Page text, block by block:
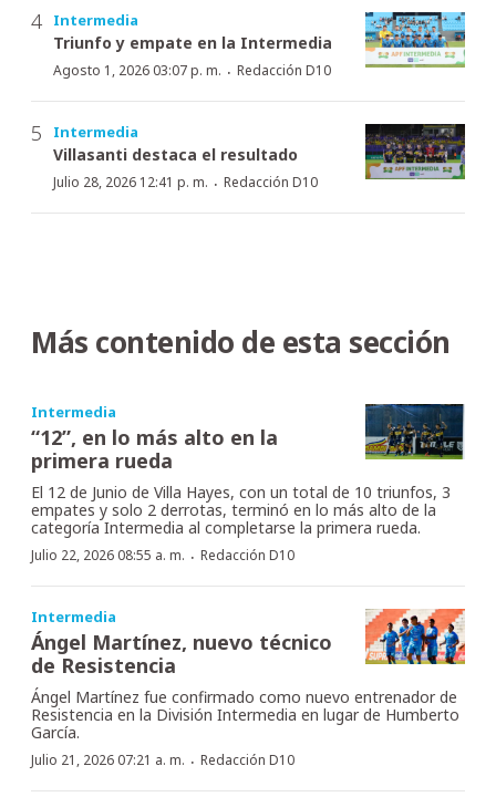
Intermedia
Triunfo y empate en la Intermedia
Agosto 1, 2026 03:07 p. m. · Redacción D10
Intermedia
Villasanti destaca el resultado
Julio 28, 2026 12:41 p. m. · Redacción D10
Más contenido de esta sección
Intermedia
“12”, en lo más alto en la
primera rueda
El 12 de Junio de Villa Hayes, con un total de 10 triunfos, 3
empates y solo 2 derrotas, terminó en lo más alto de la
categoría Intermedia al completarse la primera rueda.
Julio 22, 2026 08:55 a. m. · Redacción D10
Intermedia
Ángel Martínez, nuevo técnico
de Resistencia
Ángel Martínez fue confirmado como nuevo entrenador de
Resistencia en la División Intermedia en lugar de Humberto
García.
Julio 21, 2026 07:21 a. m. · Redacción D10